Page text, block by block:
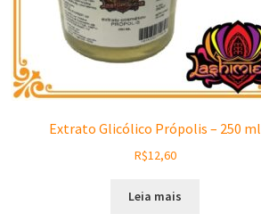
Extrato Glicólico Própolis – 250 ml
R$12,60
Leia mais